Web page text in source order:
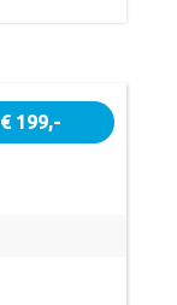
€ 199,-